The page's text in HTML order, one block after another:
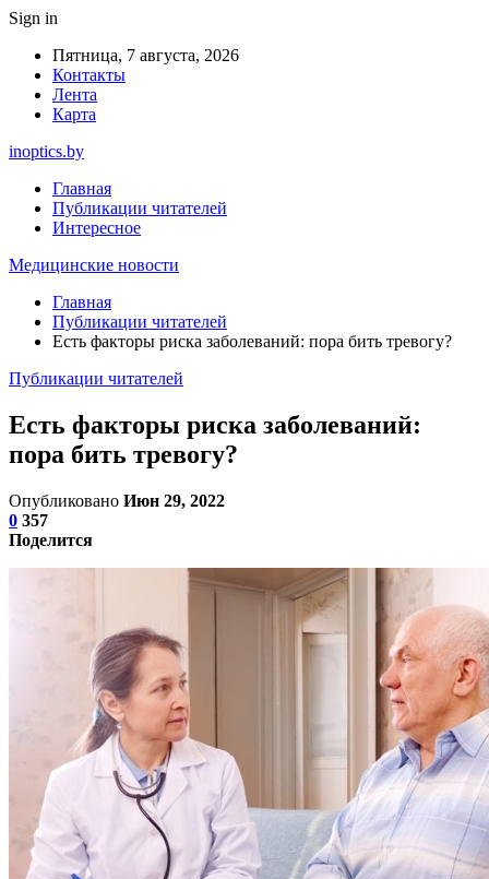
Sign in
Пятница, 7 августа, 2026
Контакты
Лента
Карта
inoptics.by
Главная
Публикации читателей
Интересное
Медицинские новости
Главная
Публикации читателей
Есть факторы риска заболеваний: пора бить тревогу?
Публикации читателей
Есть факторы риска заболеваний:
пора бить тревогу?
Опубликовано Июн 29, 2022
0 357
Поделится